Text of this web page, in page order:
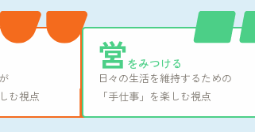
む視点
営をみつける
日々の生活を維持するための
「手仕事」を楽しむ視点